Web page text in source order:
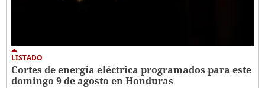
LISTADO
Cortes de energía eléctrica programados para este
domingo 9 de agosto en Honduras